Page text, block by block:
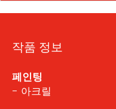
작품 정보
페인팅
- 아크릴